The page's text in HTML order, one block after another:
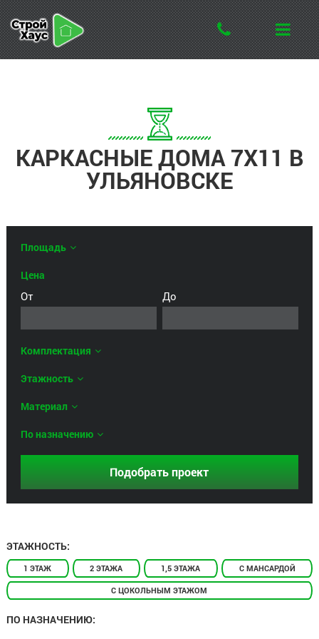
КАРКАСНЫЕ ДОМА 7X11 В
УЛЬЯНОВСКЕ
Площадь
Цена
От До
Комплектация
Этажность
Материал
По назначению
ЭТАЖНОСТЬ:
1 ЭТАЖ 2 ЭТАЖА 1,5 ЭТАЖА С МАНСАРДОЙ
С ЦОКОЛЬНЫМ ЭТАЖОМ
ПО НАЗНАЧЕНИЮ: